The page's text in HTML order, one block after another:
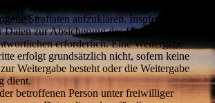
und diese Daten im Bedarfsfall
Straftaten aufzuklären. Insofern ist die
Daten zur Absicherung des für die
erforderlich. Eine Weitergabe
erfolgt grundsätzlich nicht, sofern keine
Weitergabe besteht oder die Weitergabe
dient.
betroffenen Person unter freiwilliger